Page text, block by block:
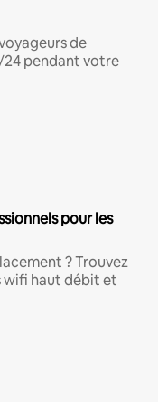
de
pendant votre
pour les
? Trouvez
wifi haut débit et